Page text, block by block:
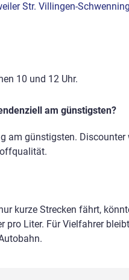
Str. Villingen-
10 und 12 Uhr.
am günstigsten?
am günstigsten.
kurze Strecken fährt,
pro Liter. Für Vielfahrer